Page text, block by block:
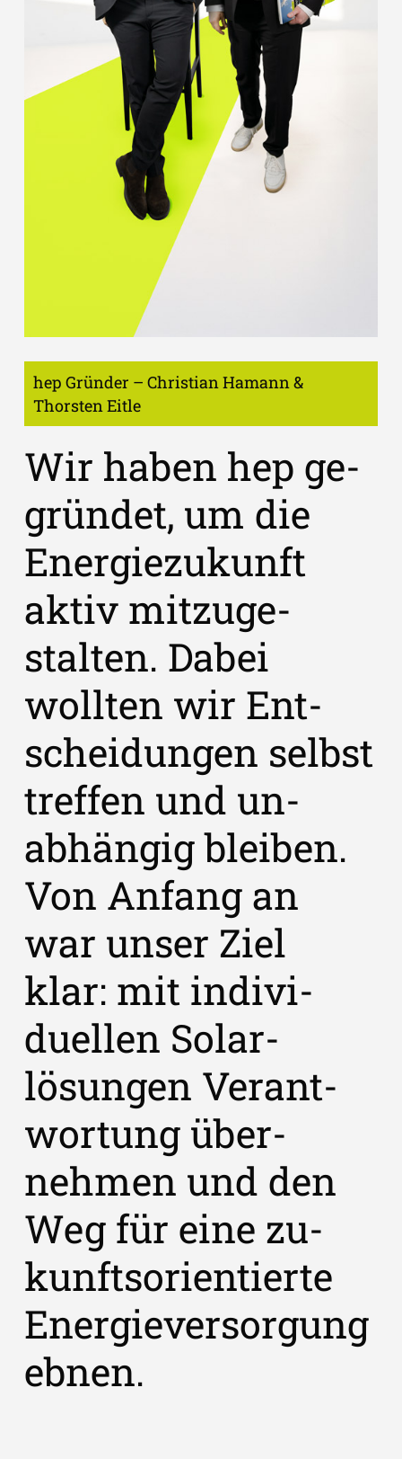
hep Gründer – Christian Hamann &
Thorsten Eitle
Wir haben hep ge­
gründet, um die
Energie­zukunft
aktiv mit­zu­ge­
stalten. Dabei
wollten wir Ent­
scheidungen selbst
treffen und un­
abhängig bleiben.
Von Anfang an
war unser Ziel
klar: mit in­di­vi­
duellen Solar­
lösungen Ver­ant­
wortung über­
nehmen und den
Weg für eine zu­
kunfts­orientierte
Energie­ver­sorgung
ebnen.